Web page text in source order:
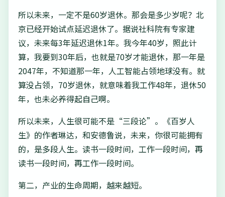
所以未来，一定不是60岁退休。那会是多少岁呢？北
京已经开始试点延迟退休了。据说社科院有专家建
议，未来每3年延迟退休1年。我今年40岁，照此计
算，我要到30年后，也就是70岁才能退休，那一年是
2047年，不知道那一年，人工智能占领地球没有。就
算没占领，70岁退休，就意味着我工作48年，退休50
年，也未必养得起自己啊。
所以未来，人生很可能不是“三段论”。《百岁人
生》的作者琳达，和安德鲁说，未来，你很可能拥有
的，是多段人生。读书一段时间，工作一段时间，再
读书一段时间，再工作一段时间。
第二，产业的生命周期，越来越短。